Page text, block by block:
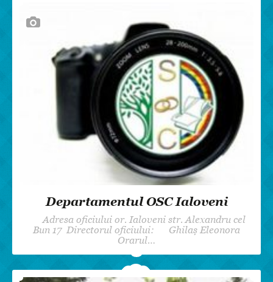
Departamentul OSC Ialoveni
Adresa oficiului or. Ialoveni str. Alexandru cel
Bun 17 Directorul oficiului: Ghilaș Eleonora
Orarul…